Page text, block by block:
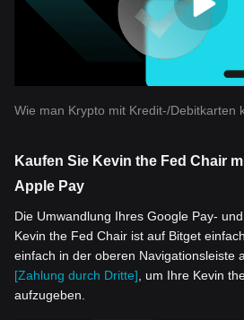
Wie man Krypto mit Kredit-/Debitkarten
Kaufen Sie Kevin the Fed Chair
Apple Pay
Die Umwandlung Ihres Google Pay-
Kevin the Fed Chair ist auf Bitget
einfach in der oberen Navigationsleiste
[Zahlung durch Dritte], um Ihre Kevin
aufzugeben.